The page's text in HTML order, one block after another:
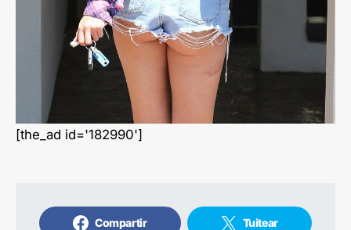
[the_ad id='182990']
Compartir Tuitear